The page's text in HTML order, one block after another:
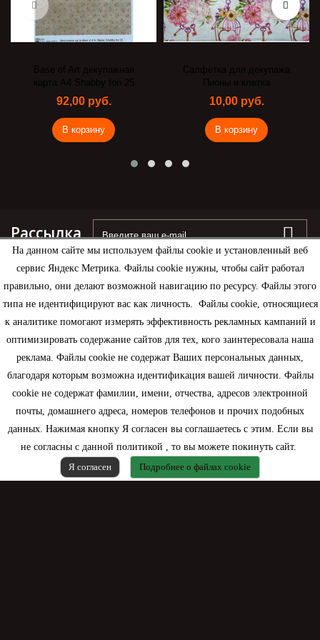
На данном сайте мы используем файлы cookie и установленный веб
сервис Яндекс Метрика. Файлы cookie нужны, чтобы сайт работал
правильно, они делают возможной навигацию по ресурсу. Файлы этого
типа не идентифицируют вас как личность. Файлы cookie, относящиеся
к аналитике помогают измерять эффективность рекламных кампаний и
оптимизировать содержание сайтов для тех, кого заинтересовала наша
реклама. Файлы cookie не содержат Ваших персональных данных,
благодаря которым возможна идентификация вашей личности. Файлы
cookie не содержат фамилии, имени, отчества, адресов электронной
почты, домашнего адреса, номеров телефонов и прочих подобных
данных. Нажимая кнопку Я согласен вы соглашаетесь с этим. Если вы
не согласны с данной политикой , то вы можете покинуть сайт.
Я согласен
Подробнее о файлах cookie
Base of Art декупажная
карта А4 Shabby fon 25
92,00 руб.
В корзину
Салфетка для декупажа
Пионы и клетка
10,00 руб.
В корзину
Рассылка
Информация
Моя учетная запись
Контактная информация